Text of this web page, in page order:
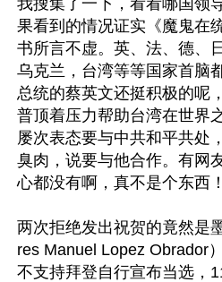
我搜集了一下，看看哪国领
果看到的情况证实《魔鬼在
书所言不虚。英、法、德、
乌克兰，台湾等等国家首脑
总统的蔡英文还挺积极的呢
普顶着压力帮助台湾在世界
屡次表态要与中共和平共处
臭肉，说要与他合作。有网
心都没有啊，真不是个东西！
两次拒绝发出祝贺的竟然是
res Manuel Lopez Obrador
不支持拜登自行宣布当选，